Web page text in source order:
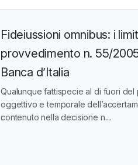
Fideiussioni omnibus: i
provvedimento n. 55/
Banca d’Italia
Qualunque fattispecie al di fuori del
oggettivo e temporale
contenuto nella decisione n....